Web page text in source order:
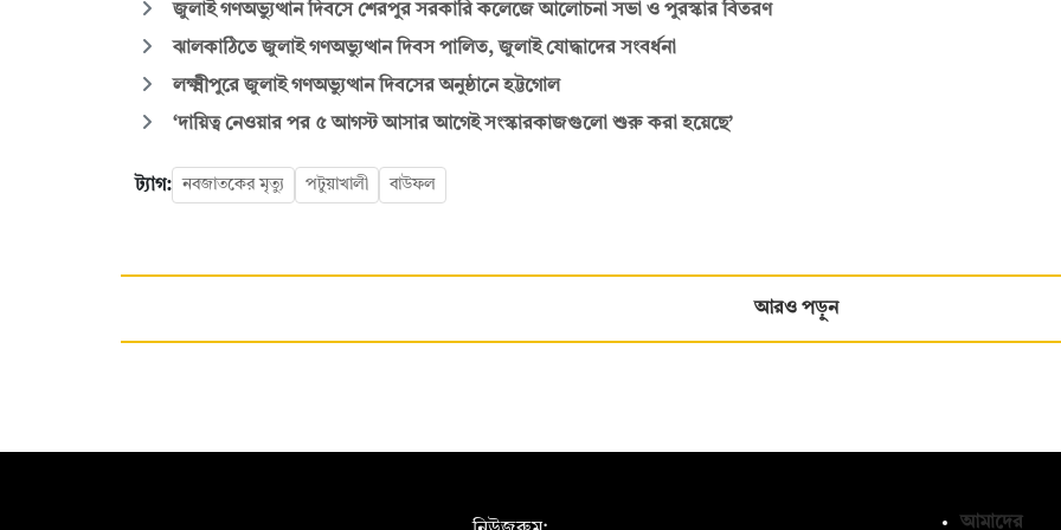
জুলাই গণঅভ্যুত্থান দিবসে শেরপুর সরকারি কলেজে আলোচনা সভা ও পুরস্কার বিতরণ
ঝালকাঠিতে জুলাই গণঅভ্যুত্থান দিবস পালিত, জুলাই যোদ্ধাদের সংবর্ধনা
লক্ষ্মীপুরে জুলাই গণঅভ্যুত্থান দিবসের অনুষ্ঠানে হট্টগোল
‘দায়িত্ব নেওয়ার পর ৫ আগস্ট আসার আগেই সংস্কারকাজগুলো শুরু করা হয়েছে’
ট্যাগ: নবজাতকের মৃত্যু পটুয়াখালী বাউফল
আরও পড়ুন
আমাদের